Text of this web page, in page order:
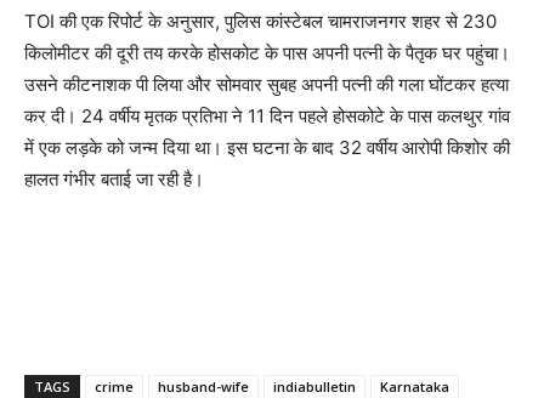
TOI की एक रिपोर्ट के अनुसार, पुलिस कांस्टेबल चामराजनगर शहर से 230
किलोमीटर की दूरी तय करके होसकोट के पास अपनी पत्नी के पैतृक घर पहुंचा।
उसने कीटनाशक पी लिया और सोमवार सुबह अपनी पत्नी की गला घोंटकर हत्या
कर दी। 24 वर्षीय मृतक प्रतिभा ने 11 दिन पहले होसकोटे के पास कलथुर गांव
में एक लड़के को जन्म दिया था। इस घटना के बाद 32 वर्षीय आरोपी किशोर की
हालत गंभीर बताई जा रही है।
TAGS crime husband-wife indiabulletin
Karnataka